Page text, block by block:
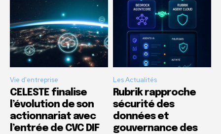
Vie d'entreprise
CELESTE finalise
l’évolution de son
actionnariat avec
l’entrée de CVC DIF
Les Actualités
Rubrik rapproche
sécurité des
données et
gouvernance des